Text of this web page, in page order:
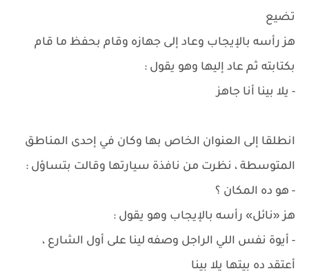
تضيع
هز رأسه بالإيجاب وعاد إلى جهازه وقام بحفظ ما قام
بكتابته ثم عاد إليها وهو يقول :
- يلا بينا أنا جاهز
انطلقا إلى العنوان الخاص بها وكان في إحدى المناطق
المتوسطة ، نظرت من نافذة سيارتها وقالت بتساؤل :
- هو ده المكان ؟
هز «نائل» رأسه بالإيجاب وهو يقول :
- أيوة نفس اللي الراجل وصفه لينا على أول الشارع ،
أعتقد ده بيتها يلا بينا